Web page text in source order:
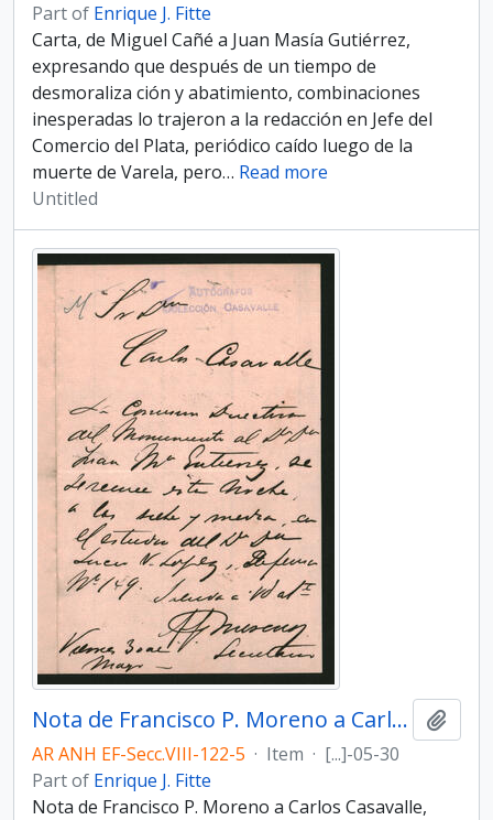
Part of Enrique J. Fitte
Carta, de Miguel Cañé a Juan Masía Gu­tiérrez,
expresando que después de un tiempo de
desmoraliza­ ción y abatimiento, combinaciones
inesperadas lo trajeron a la redacción en Jefe del
Comercio del Plata, periódico caído luego de la
muerte de Varela, pero… Read more
Untitled
Nota de Francisco P. Moreno a Carlos Casavalle,
AR ANH EF-Secc.VIII-122-5 · Item · [...]-05-30
Part of Enrique J. Fitte
Nota de Francisco P. Moreno a Carlos Casavalle,